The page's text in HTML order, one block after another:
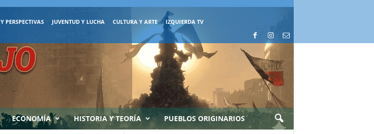
PERSPECTIVAS JUVENTUD Y LUCHA CULTURA Y ARTE IZQUIERDA TV
ECONOMÍA HISTORIA Y TEORÍA PUEBLOS ORIGINARIOS